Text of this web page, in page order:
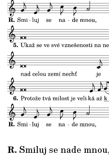
R. Smiluj se nade